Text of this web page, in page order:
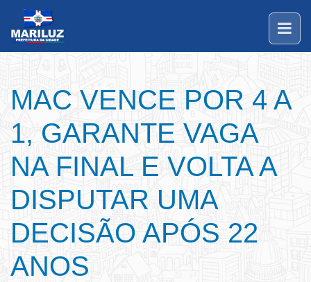
MAC VENCE POR 4 A
1, GARANTE VAGA
NA FINAL E VOLTA A
DISPUTAR UMA
DECISÃO APÓS 22
ANOS